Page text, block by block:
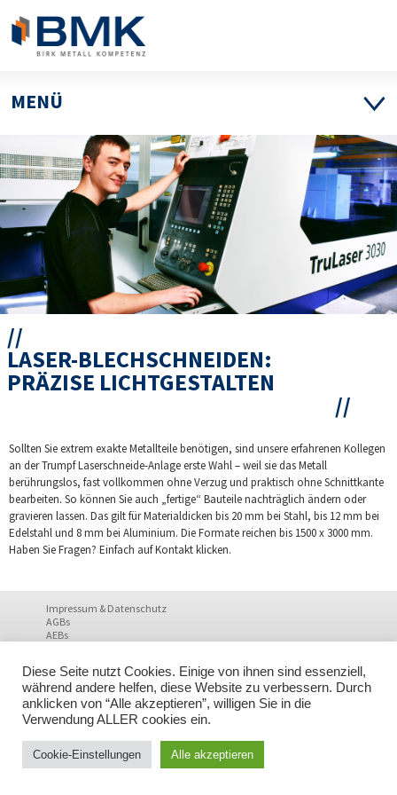
MENÜ
LASER-BLECHSCHNEIDEN:
PRÄZISE LICHTGESTALTEN
Sollten Sie extrem exakte Metallteile benötigen, sind unsere erfahrenen Kollegen
an der Trumpf Laserschneide-Anlage erste Wahl – weil sie das Metall
berührungslos, fast vollkommen ohne Verzug und praktisch ohne Schnittkante
bearbeiten. So können Sie auch „fertige“ Bauteile nachträglich ändern oder
gravieren lassen. Das gilt für Materialdicken bis 20 mm bei Stahl, bis 12 mm bei
Edelstahl und 8 mm bei Aluminium. Die Formate reichen bis 1500 x 3000 mm.
Haben Sie Fragen? Einfach auf Kontakt klicken.
Impressum & Datenschutz
AGBs
AEBs
Diese Seite nutzt Cookies. Einige von ihnen sind essenziell,
während andere helfen, diese Website zu verbessern. Durch
anklicken von “Alle akzeptieren”, willigen Sie in die
Verwendung ALLER cookies ein.
Cookie-Einstellungen Alle akzeptieren